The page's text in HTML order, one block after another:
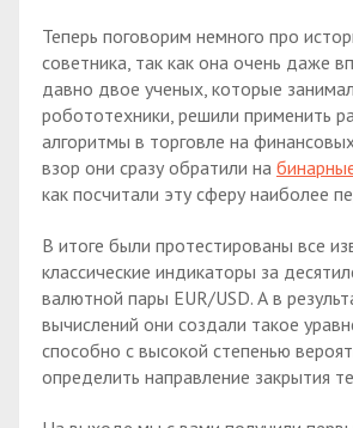
Теперь поговорим немного про
советника, так как она очень даже
давно двое ученых, которые
робототехники, решили применить
алгоритмы в торговле на
взор они сразу обратили на
как посчитали эту сферу наиболее
В итоге были протестированы все
классические индикаторы за
валютной пары EUR/USD. А в
вычислений они создали такое
способно с высокой степенью
определить направление закрытия